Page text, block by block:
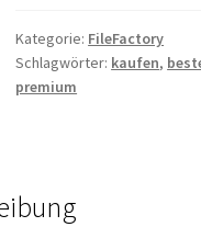
Kategorie: FileFactory
Schlagwörter: kaufen,
premium